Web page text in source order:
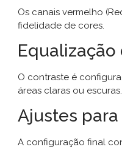
Os canais vermelho
fidelidade de cores.
Equalização
O contraste é
áreas claras ou escuras.
Ajustes
A configuração final